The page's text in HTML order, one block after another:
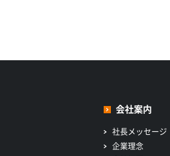
会社案内
社長メッセージ
企業理念